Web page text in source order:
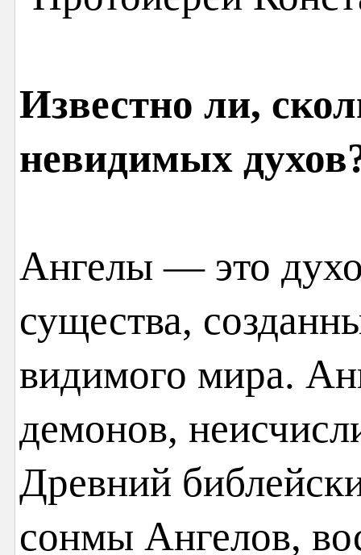
Известно ли,
невидимых
Ангелы — это
существа,
видимого мира.
демонов,
Древний
сонмы Ангелов,